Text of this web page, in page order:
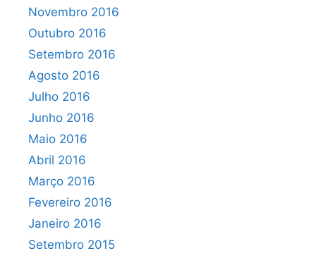
Novembro 2016
Outubro 2016
Setembro 2016
Agosto 2016
Julho 2016
Junho 2016
Maio 2016
Abril 2016
Março 2016
Fevereiro 2016
Janeiro 2016
Setembro 2015